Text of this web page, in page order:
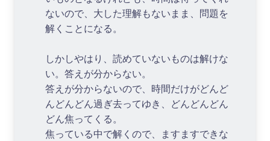
ないので、大した理解もないまま、問題を
解くことになる。
しかしやはり、読めていないものは解けな
い。答えが分からない。
答えが分からないので、時間だけがどんど
んどんどん過ぎ去ってゆき、どんどんどん
どん焦ってくる。
焦っている中で解くので、ますますできな